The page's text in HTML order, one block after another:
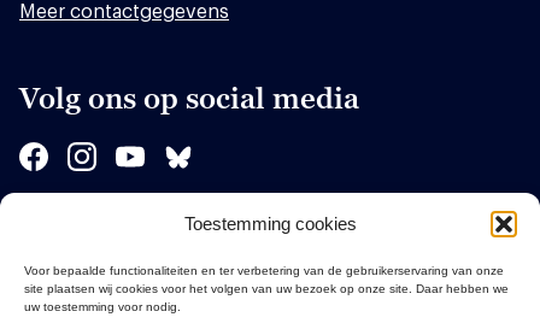
Toestemming cookies
Voor bepaalde functionaliteiten en ter verbetering van de gebruikerservaring van onze
site plaatsen wij cookies voor het volgen van uw bezoek op onze site. Daar hebben we
uw toestemming voor nodig.
Meer contactgegevens
Volg ons op social media